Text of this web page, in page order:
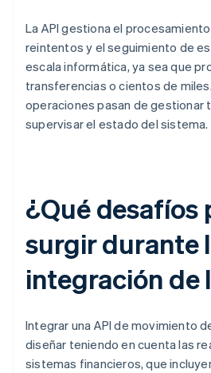
La API gestiona el
reintentos y el seguimiento de
escala informática, ya sea que
transferencias o cientos de
operaciones pasan de gestionar
supervisar el estado del sistema.
¿Qué desafíos
surgir durante
integración de
Integrar una API de movimiento
diseñar teniendo en cuenta las
sistemas financieros, que